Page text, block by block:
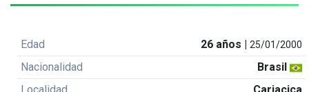
Edad 26 años |25/01/2000
Nacionalidad
Brasil